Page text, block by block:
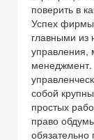
поверить в
Успех
главными из
управления,
собой
простых
право
обязательно